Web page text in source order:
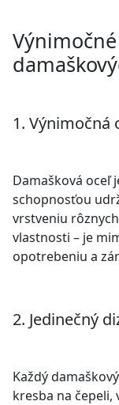
1.
Damašková oceľ
schopnosťou
vrstveniu
vlastnosti – je
opotrebeniu a
2. Jedinečný
Každý
kresba na